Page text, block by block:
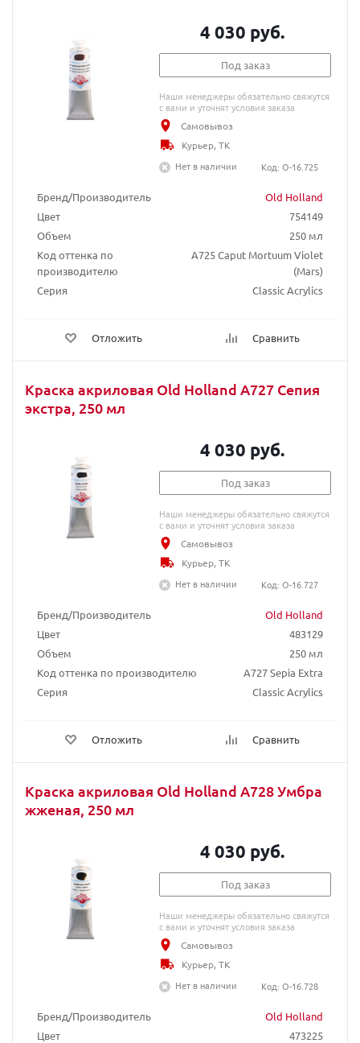
Бренд/Производитель
Old Holland
Цвет
754149
Объем
250 мл
Код оттенка по
производителю
A725 Caput Mortuum Violet
(Mars)
Серия
Classic Acrylics
Отложить Сравнить
4 030 руб.
Под заказ
Наши менеджеры обязательно свяжутся
с вами и уточнят условия заказа
Самовывоз
Курьер, ТК
Нет в наличии
Код: O-16.725
Краска акриловая Old Holland A727 Сепия
экстра, 250 мл
Бренд/Производитель
Old Holland
Цвет
483129
Объем
250 мл
Код оттенка по производителю
A727 Sepia Extra
Серия
Classic Acrylics
Отложить Сравнить
4 030 руб.
Под заказ
Наши менеджеры обязательно свяжутся
с вами и уточнят условия заказа
Самовывоз
Курьер, ТК
Нет в наличии
Код: O-16.727
Краска акриловая Old Holland A728 Умбра
жженая, 250 мл
Бренд/Производитель
Old Holland
Цвет
473225
4 030 руб.
Под заказ
Наши менеджеры обязательно свяжутся
с вами и уточнят условия заказа
Самовывоз
Курьер, ТК
Нет в наличии
Код: O-16.728